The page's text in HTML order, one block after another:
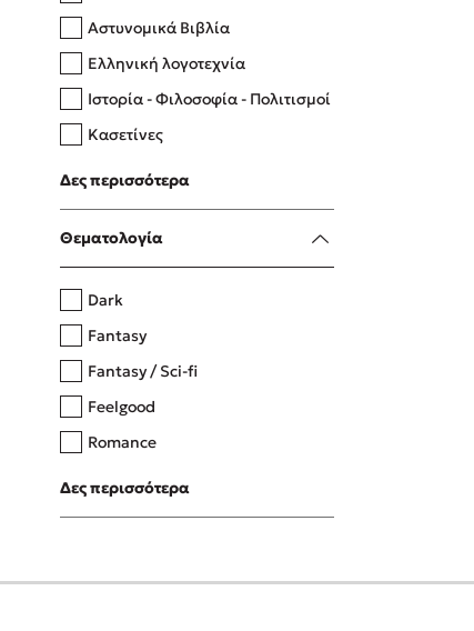
Δανάη Δεληγεώργη
Πάνω, κάτω, μπροστά, πίσω
Η μέθοδος Αφήστε τους
Αστυνομικά Βιβλία
Ελληνική λογοτεχνία
Ιστορία - Φιλοσοφία - Πολιτισμοί
Κασετίνες
Λευκώματα - Έγχρωμοι οδηγοί
Μαγειρική
Δες περισσότερα
Θεματολογία
Dark
Fantasy
Fantasy / Sci-fi
Feelgood
Romance
Upmarket
Young Adult
Δες περισσότερα